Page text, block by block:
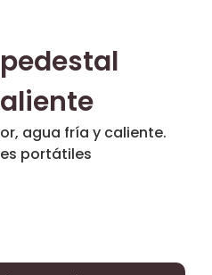
agua fría y caliente.
portátiles